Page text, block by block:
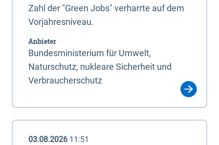
Zahl der "Green Jobs" verharrte auf dem
Vorjahresniveau.
Anbieter
Bundesministerium für Umwelt,
Naturschutz, nukleare Sicherheit und
Verbraucherschutz
03.08.2026 11:51